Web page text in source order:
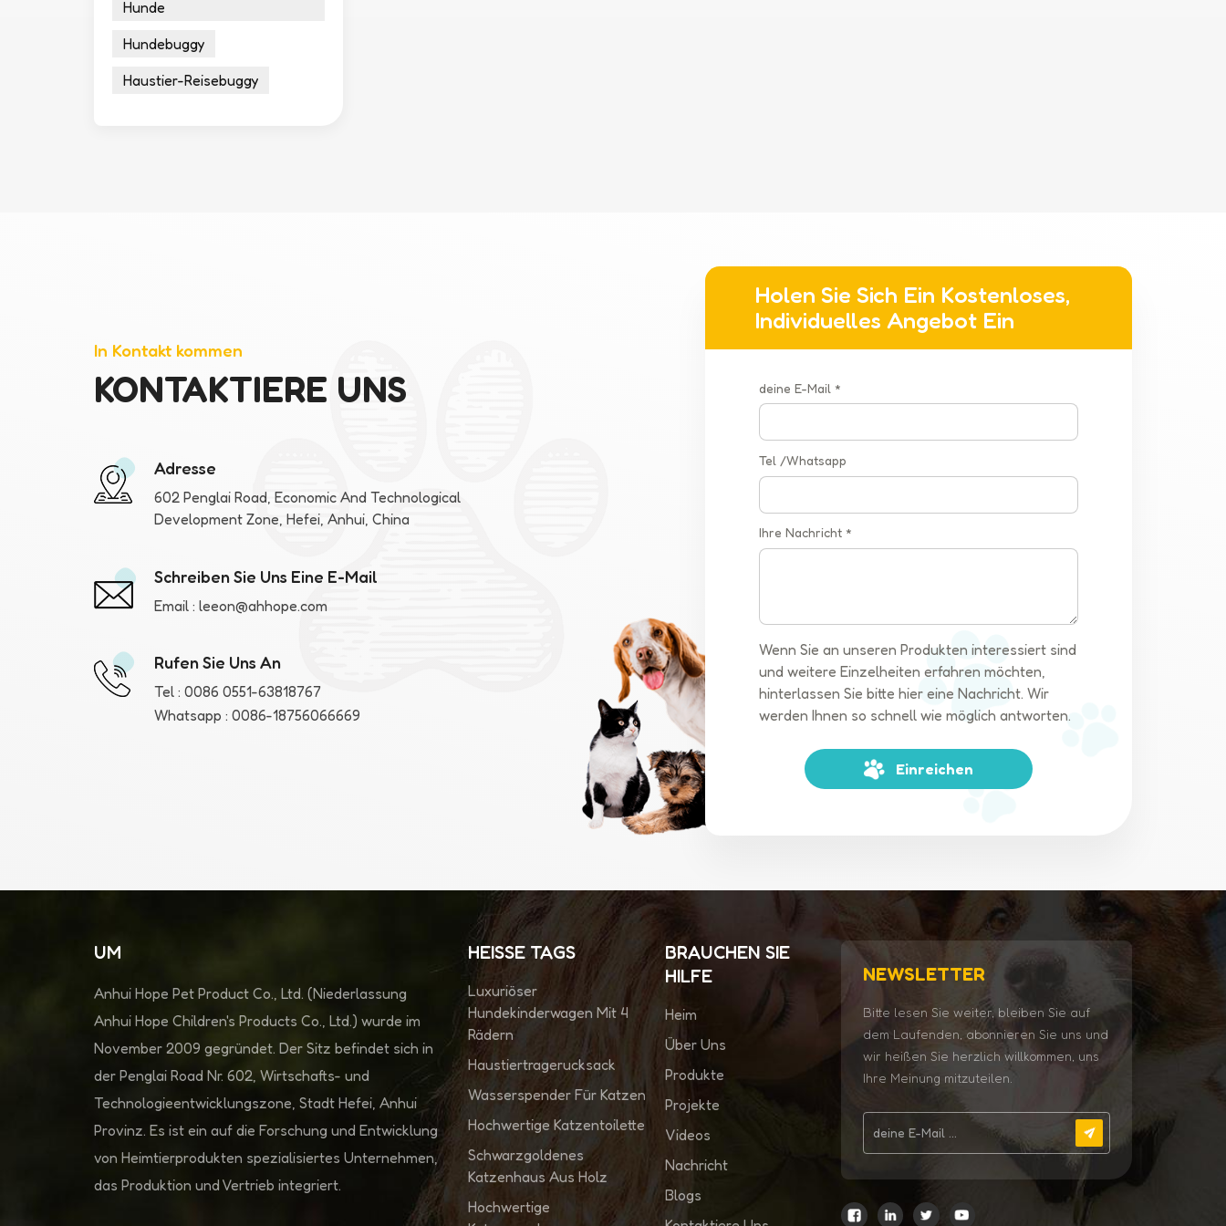
Hunde
Hundebuggy
Haustier-Reisebuggy
In Kontakt kommen
KONTAKTIERE UNS
Adresse
602 Penglai Road, Economic And Technological
Development Zone, Hefei, Anhui, China
Schreiben Sie Uns Eine E-Mail
Email :leeon@ahhope.com
Rufen Sie Uns An
Tel :0086 0551-63818767
Whatsapp :0086-18756066669
Holen Sie Sich Ein Kostenloses,
Individuelles Angebot Ein
deine E-Mail *
Tel /Whatsapp
Ihre Nachricht *
Wenn Sie an unseren Produkten interessiert sind
und weitere Einzelheiten erfahren möchten,
hinterlassen Sie bitte hier eine Nachricht. Wir
werden Ihnen so schnell wie möglich antworten.
Einreichen
UM
Anhui Hope Pet Product Co., Ltd. (Niederlassung
Anhui Hope Children's Products Co., Ltd.) wurde im
November 2009 gegründet. Der Sitz befindet sich in
der Penglai Road Nr. 602, Wirtschafts- und
Technologieentwicklungszone, Stadt Hefei, Anhui
Provinz. Es ist ein auf die Forschung und Entwicklung
von Heimtierprodukten spezialisiertes Unternehmen,
das Produktion und Vertrieb integriert.
HEISSE TAGS
Luxuriöser
Hundekinderwagen Mit 4
Rädern
Haustiertragerucksack
Wasserspender Für Katzen
Hochwertige Katzentoilette
Schwarzgoldenes
Katzenhaus Aus Holz
Hochwertige
BRAUCHEN SIE
HILFE
Heim
Über Uns
Produkte
Projekte
Videos
Nachricht
Blogs
NEWSLETTER
Bitte lesen Sie weiter, bleiben Sie auf
dem Laufenden, abonnieren Sie uns und
wir heißen Sie herzlich willkommen, uns
Ihre Meinung mitzuteilen.